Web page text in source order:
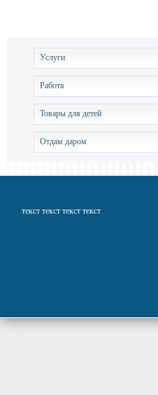
Услуги
Работа
Товары для детей
Отдам даром
текст текст текст текст